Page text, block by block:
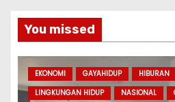
You missed
EKONOMI GAYAHIDUP
HIBURAN
LINGKUNGAN HIDUP
NASIONAL